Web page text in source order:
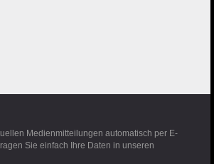
Medienmitteilungen automatisch per E-
Sie einfach Ihre Daten in unseren